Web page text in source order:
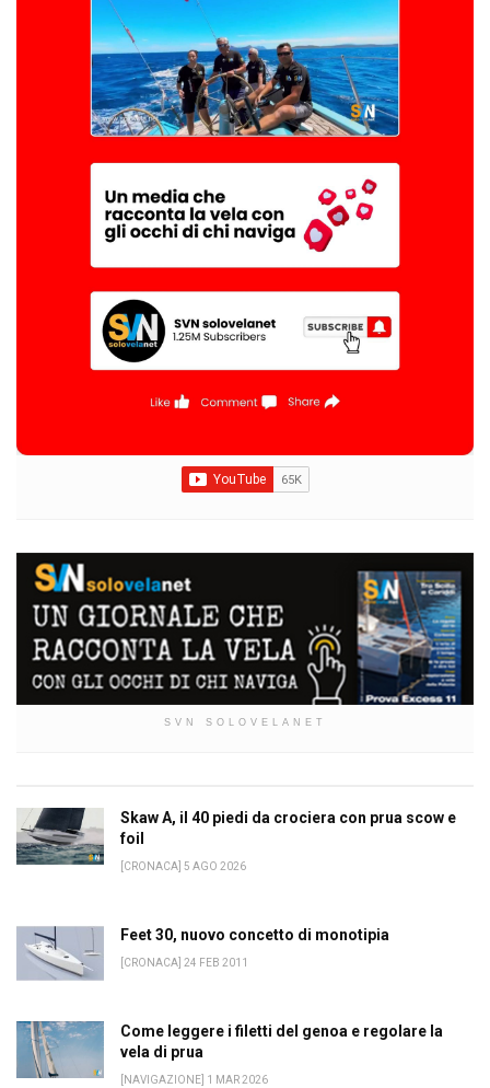
SVN SOLOVELANET
Skaw A, il 40 piedi da crociera con prua scow e
foil
[CRONACA] 5 AGO 2026
Feet 30, nuovo concetto di monotipia
[CRONACA] 24 FEB 2011
Come leggere i filetti del genoa e regolare la
vela di prua
[NAVIGAZIONE] 1 MAR 2026